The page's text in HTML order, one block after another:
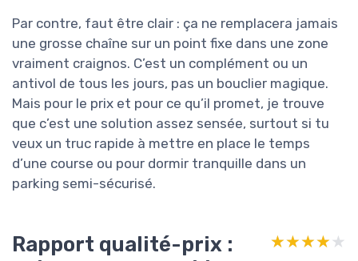
Par contre, faut être clair : ça ne remplacera jamais
une grosse chaîne sur un point fixe dans une zone
vraiment craignos. C’est un complément ou un
antivol de tous les jours, pas un bouclier magique.
Mais pour le prix et pour ce qu’il promet, je trouve
que c’est une solution assez sensée, surtout si tu
veux un truc rapide à mettre en place le temps
d’une course ou pour dormir tranquille dans un
parking semi-sécurisé.
Rapport qualité-prix :
★★★★★
★★★★★